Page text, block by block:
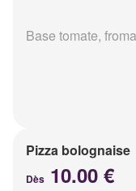
Base tomate,
Pizza bolognaise
Dès 10.00 €